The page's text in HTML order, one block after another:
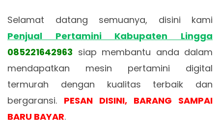
Selamat datang semuanya, disini kami
Penjual Pertamini Kabupaten Lingga
085221642963 siap membantu anda dalam
mendapatkan mesin pertamini digital
termurah dengan kualitas terbaik dan
bergaransi. PESAN DISINI, BARANG SAMPAI
BARU BAYAR.